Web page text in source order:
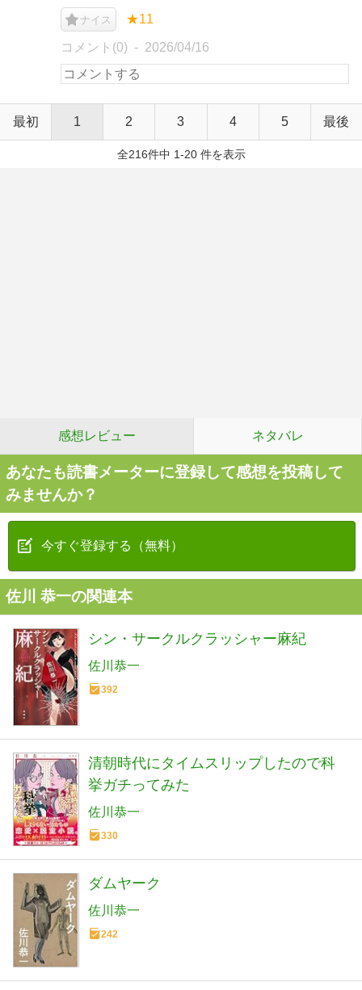
ナイス ★11
コメント(0) 2026/04/16
最初 1 2 3 4 5 最後
全216件中 1-20 件を表示
感想レビュー ネタバレ
あなたも読書メーターに登録して感想を投稿して
みませんか？
今すぐ登録する（無料）
佐川 恭一の関連本
シン・サークルクラッシャー麻紀
佐川恭一
392
清朝時代にタイムスリップしたので科
挙ガチってみた
佐川恭一
330
ダムヤーク
佐川恭一
242